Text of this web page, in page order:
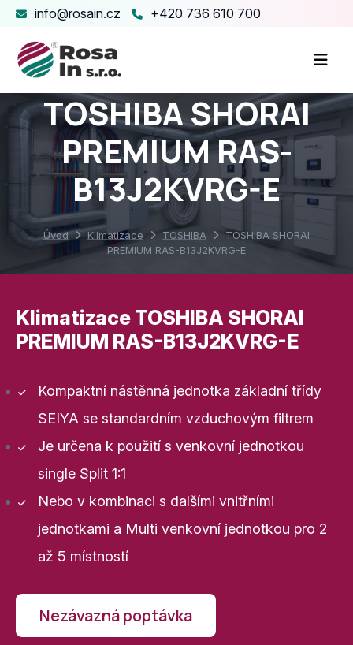
info@rosain.cz +420 736 610 700
TOSHIBA SHORAI
PREMIUM RAS-
B13J2KVRG-E
Úvod Klimatizace TOSHIBA
TOSHIBA SHORAI
PREMIUM RAS-B13J2KVRG-E
Klimatizace TOSHIBA SHORAI
PREMIUM RAS-B13J2KVRG-E
Kompaktní nástěnná jednotka základní třídy
SEIYA se standardním vzduchovým filtrem
Je určena k použití s venkovní jednotkou
single Split 1:1
Nebo v kombinaci s dalšími vnitřními
jednotkami a Multi venkovní jednotkou pro 2
až 5 místností
Nezávazná poptávka